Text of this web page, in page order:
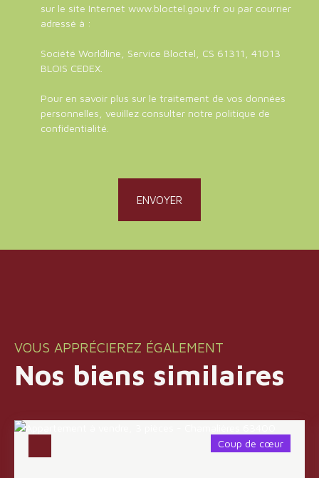
sur le site Internet www.bloctel.gouv.fr ou par courrier
adressé à :
Société Worldline, Service Bloctel, CS 61311, 41013
BLOIS CEDEX.
Pour en savoir plus sur le traitement de vos données
personnelles, veuillez consulter notre politique de
confidentialité
ENVOYER
VOUS APPRÉCIEREZ ÉGALEMENT
Nos biens similaires
Coup de cœur